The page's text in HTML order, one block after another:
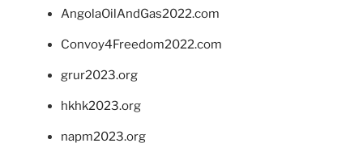
AngolaOilAndGas2022.com
Convoy4Freedom2022.com
grur2023.org
hkhk2023.org
napm2023.org